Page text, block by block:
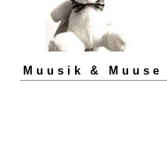
Muusik & Muuse